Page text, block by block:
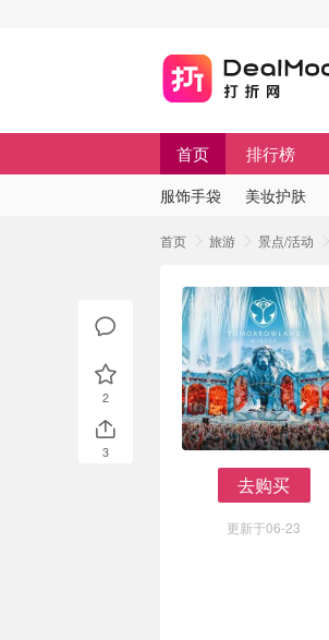
首页 排行榜
服饰手袋 美妆护肤
首页 旅游 景点/活动
去购买
更新于06-23
2
3